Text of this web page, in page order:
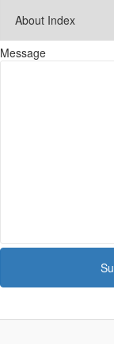
Message